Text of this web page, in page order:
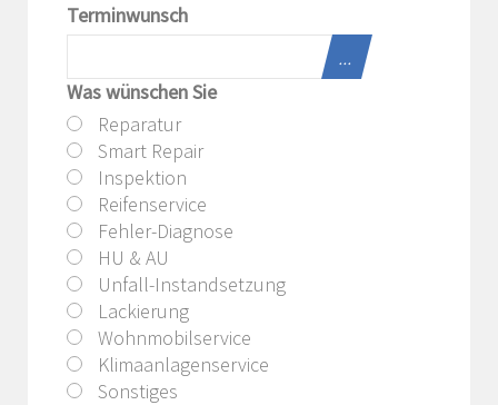
Terminwunsch
...
Was wünschen Sie
Reparatur
Smart Repair
Inspektion
Reifenservice
Fehler-Diagnose
HU & AU
Unfall-Instandsetzung
Lackierung
Wohnmobilservice
Klimaanlagenservice
Sonstiges